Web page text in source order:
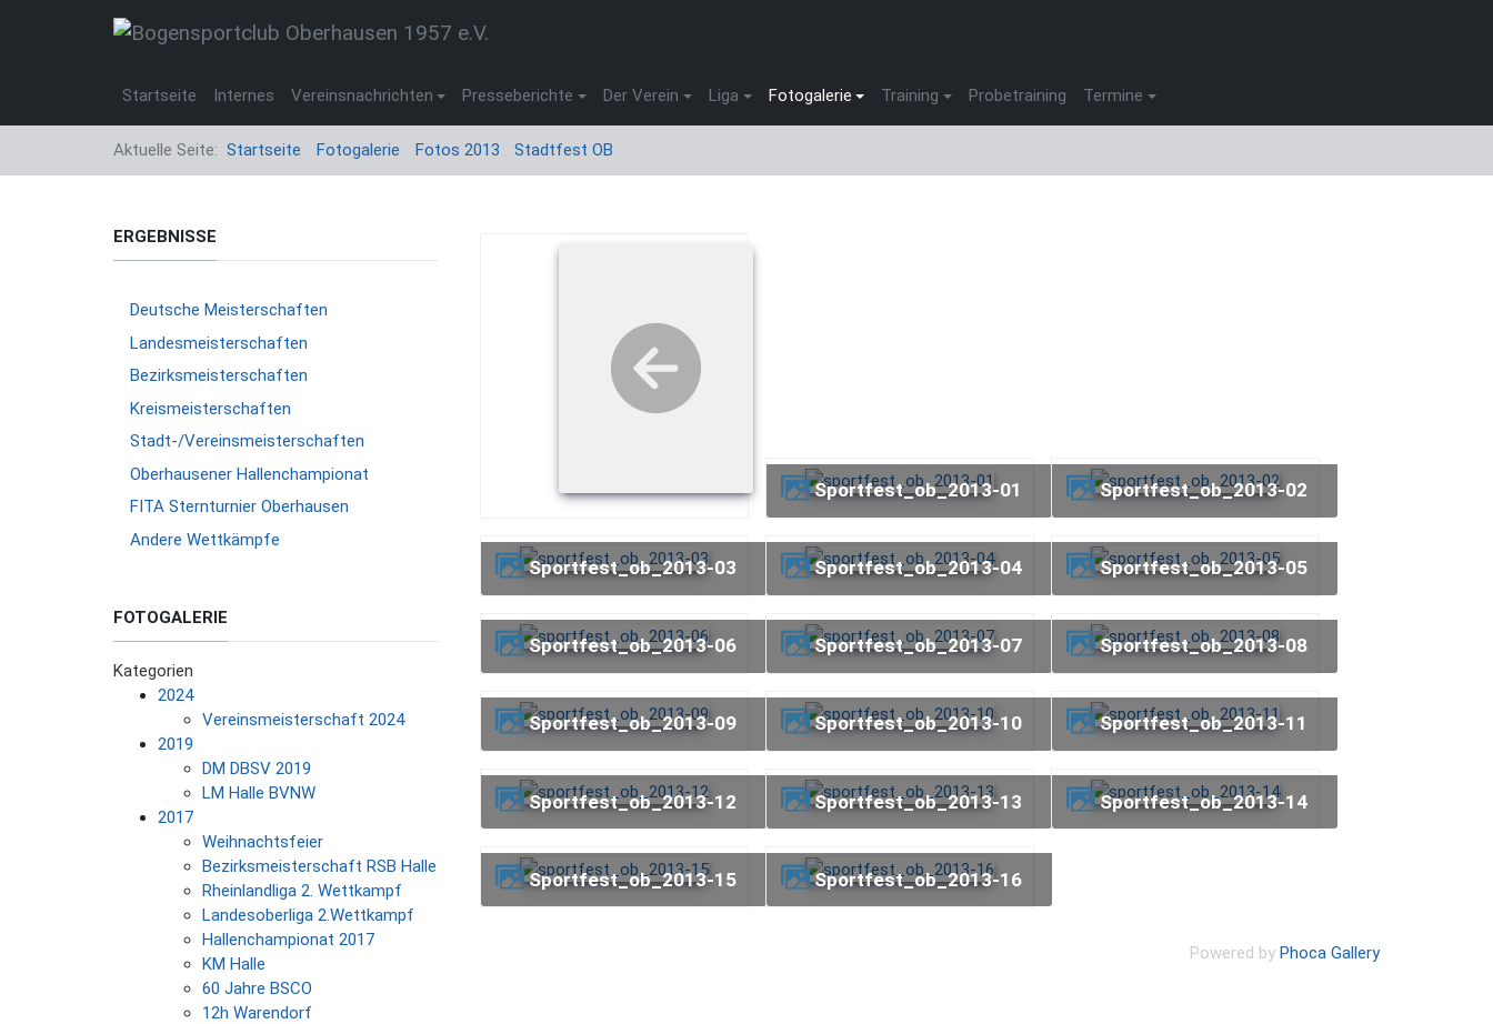
Startseite Internes Vereinsnachrichten Presseberichte Der Verein Liga Fotogalerie Training Probetraining Termine
Aktuelle Seite: Startseite Fotogalerie Fotos 2013 Stadtfest OB
sportfest_ob_2013-01 sportfest_ob_2013-02
sportfest_ob_2013-03 sportfest_ob_2013-04 sportfest_ob_2013-05
sportfest_ob_2013-06 sportfest_ob_2013-07 sportfest_ob_2013-08
sportfest_ob_2013-09 sportfest_ob_2013-10 sportfest_ob_2013-11
sportfest_ob_2013-12 sportfest_ob_2013-13 sportfest_ob_2013-14
sportfest_ob_2013-15 sportfest_ob_2013-16
Powered by Phoca Gallery
ERGEBNISSE
Deutsche Meisterschaften
Landesmeisterschaften
Bezirksmeisterschaften
Kreismeisterschaften
Stadt-/Vereinsmeisterschaften
Oberhausener Hallenchampionat
FITA Sternturnier Oberhausen
Andere Wettkämpfe
FOTOGALERIE
Kategorien
2024
Vereinsmeisterschaft 2024
2019
DM DBSV 2019
LM Halle BVNW
2017
Weihnachtsfeier
Bezirksmeisterschaft RSB Halle
Rheinlandliga 2. Wettkampf
Landesoberliga 2.Wettkampf
Hallenchampionat 2017
KM Halle
60 Jahre BSCO
12h Warendorf